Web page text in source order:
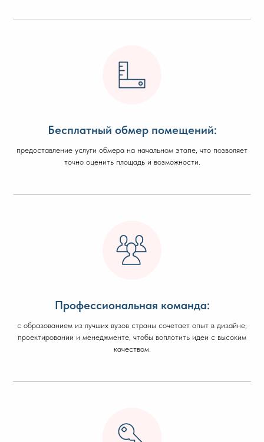
Бесплатный обмер помещений:
предоставление услуги обмера на начальном этапе, что позволяет
точно оценить площадь и возможности.
Профессиональная команда:
с образованием из лучших вузов страны сочетает опыт в дизайне,
проектировании и менеджменте, чтобы воплотить идеи с высоким
качеством.